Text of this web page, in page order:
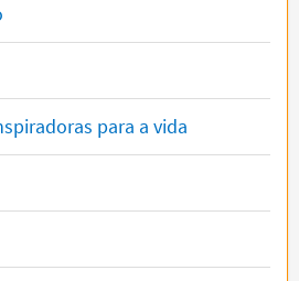
para a vida